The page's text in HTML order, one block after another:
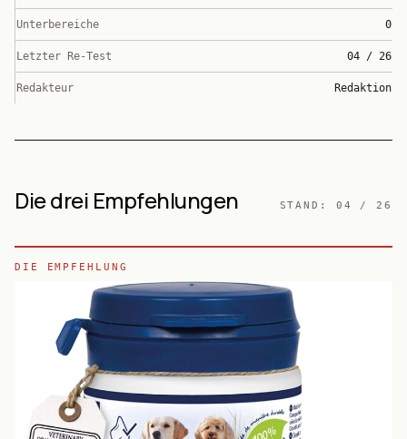
Unterbereiche 0
Letzter Re-Test 04 / 26
Redakteur Redaktion
Die drei Empfehlungen STAND: 04 / 26
DIE EMPFEHLUNG